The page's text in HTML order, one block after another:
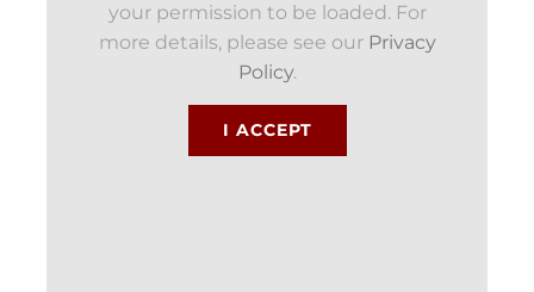
your permission to be loaded. For
more details, please see our Privacy
Policy.
I ACCEPT